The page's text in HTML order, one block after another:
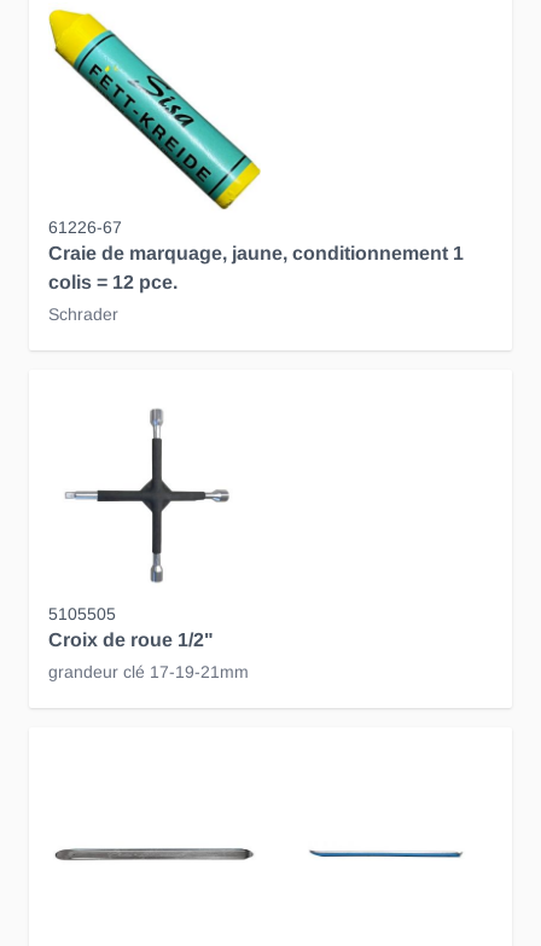
61226-67
Craie de marquage, jaune, conditionnement 1
colis = 12 pce.
Schrader
5105505
Croix de roue 1/2"
grandeur clé 17-19-21mm